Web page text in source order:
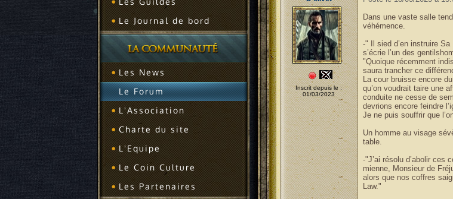
Le Journal de bord
Les News
Le Forum
L'Association
Charte du site
L'Equipe
Le Coin Culture
Les Partenaires
Inscrit depuis le :
01/03/2023
Dans une vaste salle
véhémence.
-" Il sied d’en instruire
s’écrie l’un des
"Quoique récemment
saura trancher ce
La cour bruisse encore
qu’on voudrait taire une
conduite ne cesse de
devrions encore feindre
Je ne puis souffrir que
Un homme au visage
table.
-"J’ai résolu d’abolir ces
mienne, Monsieur de
alors que nos coffres
Law."